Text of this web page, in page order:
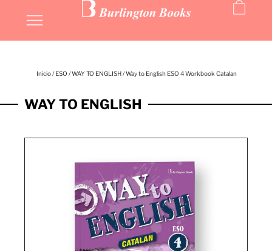
Inicio/ ESO /WAY TO ENGLISH/ Way to English ESO 4 Workbook Catalan
WAY TO ENGLISH